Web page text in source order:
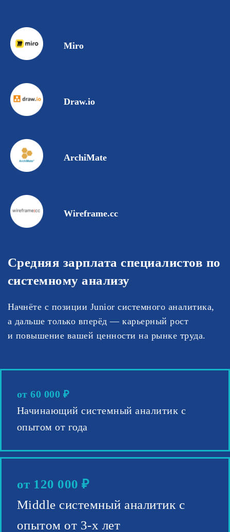
Miro
Draw.io
ArchiMate
Wireframe.cc
Средняя зарплата специалистов по
системному анализу
Начнёте с позиции Junior системного аналитика,
а дальше только вперёд — карьерный рост
и повышение вашей ценности на рынке труда.
от 60 000 ₽
Начинающий системный аналитик с
опытом от года
от 120 000 ₽
Middle системный аналитик с
опытом от 3-х лет